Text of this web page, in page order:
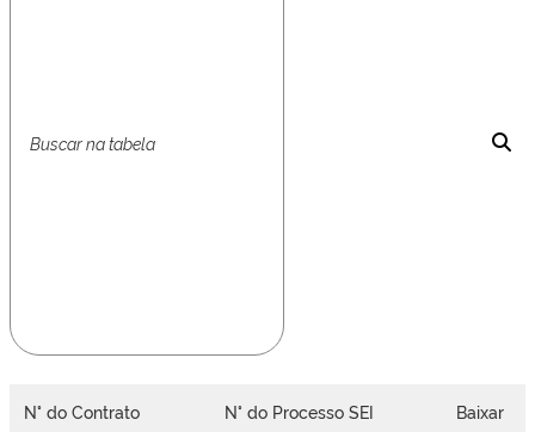
N° do Contrato N° do Processo SEI Baixar